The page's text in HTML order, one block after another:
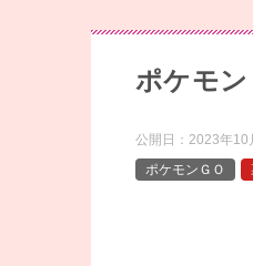
ポケモ
公開日： 2023年10
ポケモンＧＯ